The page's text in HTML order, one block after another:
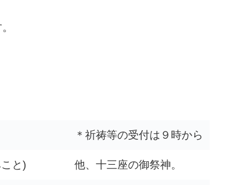
＊祈祷等の受付は９時から
と) 他、十三座の御祭神。